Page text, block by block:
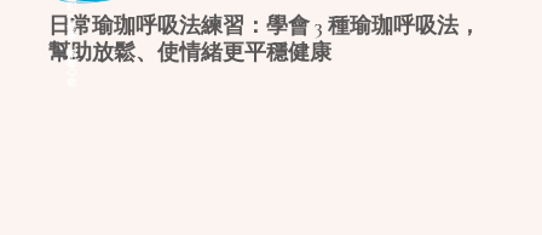
身心療癒
瑜珈入門
日常瑜珈呼吸法練習：學會 3 種瑜珈呼吸法，
幫助放鬆、使情緒更平穩健康